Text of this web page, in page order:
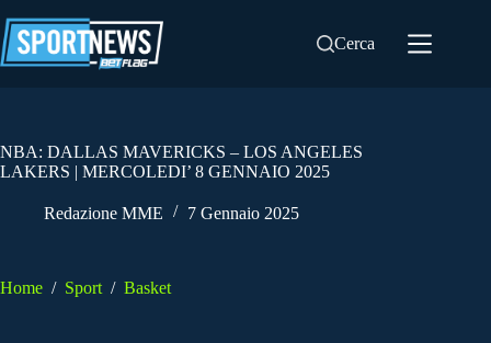
al
contenuto
Cerca
NBA: DALLAS MAVERICKS – LOS ANGELES
LAKERS | MERCOLEDI’ 8 GENNAIO 2025
Redazione MME 7 Gennaio 2025
Home / Sport / Basket